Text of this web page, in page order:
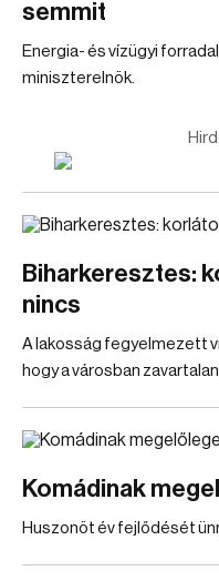
semmit
Energia- és vízügyi
miniszterelnök.
Biharkeresztes:
nincs
A lakosság fegyelmezett
hogy a városban
Komádinak
Huszonöt év fejlődését